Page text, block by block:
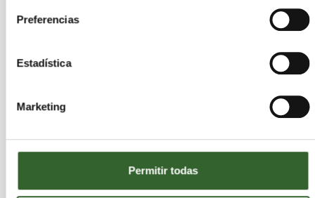
Preferencias
Estadística
Marketing
Permitir todas